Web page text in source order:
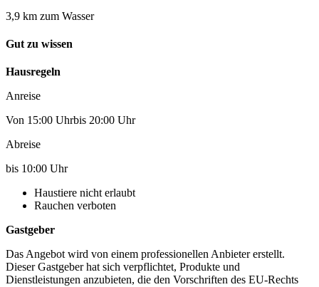
3,9 km zum Wasser
Gut zu wissen
Hausregeln
Anreise
Von 15:00 Uhrbis 20:00 Uhr
Abreise
bis 10:00 Uhr
Haustiere nicht erlaubt
Rauchen verboten
Gastgeber
Das Angebot wird von einem professionellen Anbieter erstellt.
Dieser Gastgeber hat sich verpflichtet, Produkte und
Dienstleistungen anzubieten, die den Vorschriften des EU-Rechts